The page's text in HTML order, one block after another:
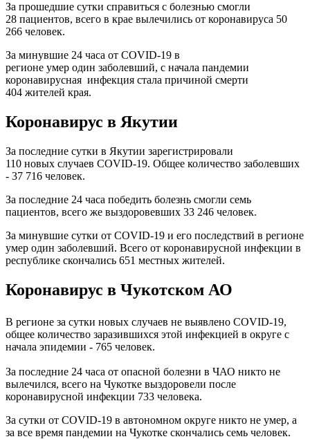
За прошедшие сутки справиться с болезнью смогли
28 пациентов, всего в крае вылечились от коронавируса 50
266 человек.
За минувшие 24 часа от СOVID-19 в
регионе умер один заболевший, с начала пандемии
коронавирусная инфекция стала причиной смерти
404 жителей края.
Коронавирус в Якутии
За последние сутки в Якутии зарегистрировали
110 новых случаев COVID-19. Общее количество заболевших
- 37 716 человек.
За последние 24 часа победить болезнь смогли семь
пациентов, всего же выздоровевших 33 246 человек.
За минувшие сутки от COVID-19 и его последствий в регионе
умер один заболевший. Всего от коронавирусной инфекции в
республике скончались 651 местных жителей.
Коронавирус в Чукотском АО
В регионе за сутки новых случаев не выявлено COVID-19,
общее количество заразившихся этой инфекцией в округе с
начала эпидемии - 765 человек.
За последние 24 часа от опасной болезни в ЧАО никто не
вылечился, всего на Чукотке выздоровели после
коронавирусной инфекции 733 человека.
За сутки от COVID-19 в автономном округе никто не умер, а
за все время пандемии на Чукотке скончались семь человек.